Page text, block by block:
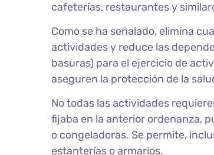
cafeterías, restaurantes y
Como se ha señalado, elimina
actividades y reduce las
basuras) para el ejercicio de
aseguren la protección de la
No todas las actividades
fijaba en la anterior ordenanza,
o congeladoras. Se permite,
estanterías o armarios.